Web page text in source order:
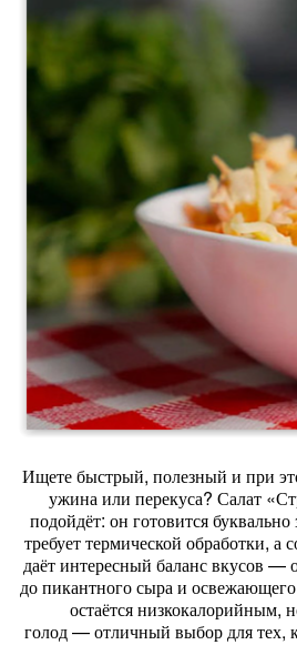
Ищетебыстрый, полезный и при
ужинаили перекуса? Салат
подойдёт: он готовитсябуквально
требуеттермической обработки, а
даётинтересный балансвкусов —
допикантногосыраи освежающего
остаётсянизкокалорийным,
голод— отличный выбордлятех,